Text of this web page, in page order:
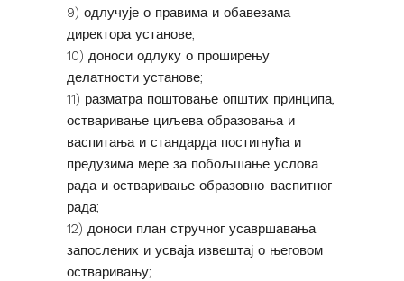
9) одлучује о правима и обавезама
директора установе;
10) доноси одлуку о проширењу
делатности установе;
11) разматра поштовање општих принципа,
остваривање циљева образовања и
васпитања и стандарда постигнућа и
предузима мере за побољшање услова
рада и остваривање образовно-васпитног
рада;
12) доноси план стручног усавршавања
запослених и усваја извештај о његовом
остваривању;